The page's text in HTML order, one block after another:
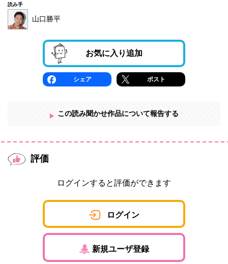
読み手
読み手
山口勝平
お気に入り追加
シェア ポスト
この読み聞かせ作品について報告する
評価
ログインすると評価ができます
ログイン
新規ユーザ登録